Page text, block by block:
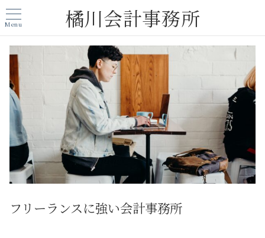
Menu 橘川会計事務所
フリーランスに強い会計事務所